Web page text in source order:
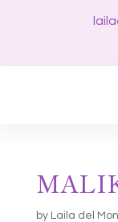
by Laila del